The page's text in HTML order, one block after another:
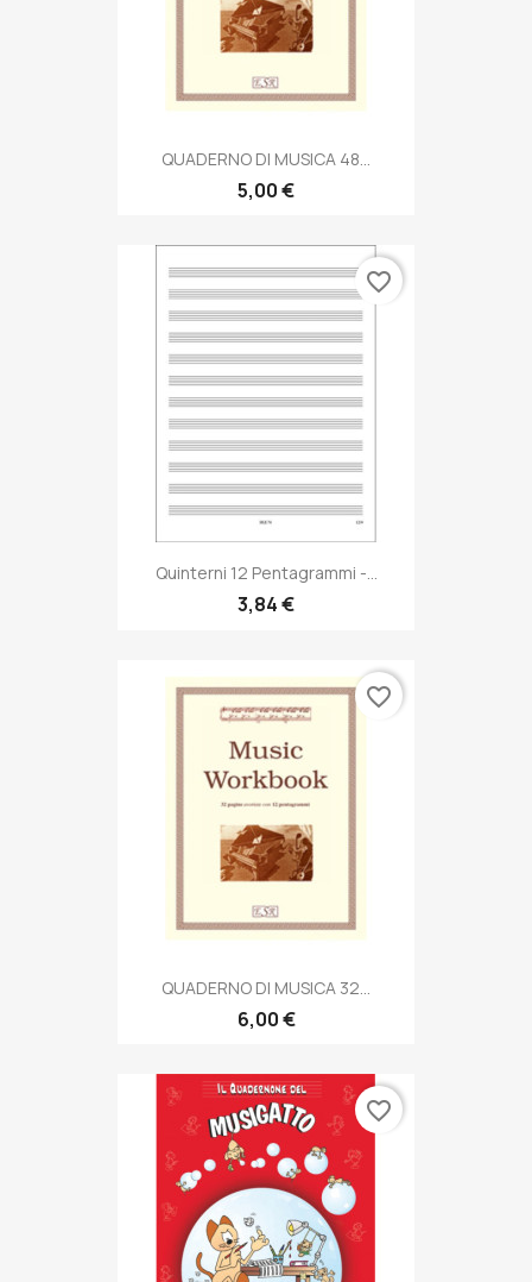
QUADERNO DI MUSICA 48...
5,00 €
Quinterni 12 Pentagrammi -...
3,84 €
favorite_border
QUADERNO DI MUSICA 32...
6,00 €
favorite_border
favorite_border